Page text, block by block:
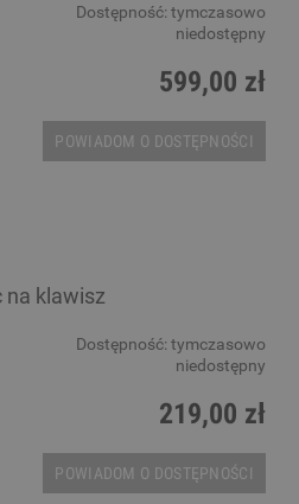
Dostępność: tymczasowo
niedostępny
599,00 zł
POWIADOM O DOSTĘPNOŚCI
na klawisz
Dostępność: tymczasowo
niedostępny
219,00 zł
POWIADOM O DOSTĘPNOŚCI